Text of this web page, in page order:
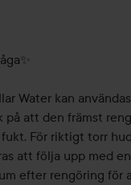
Water kan
på att den främst
För riktigt torr hud
att följa upp med
efter rengöring för